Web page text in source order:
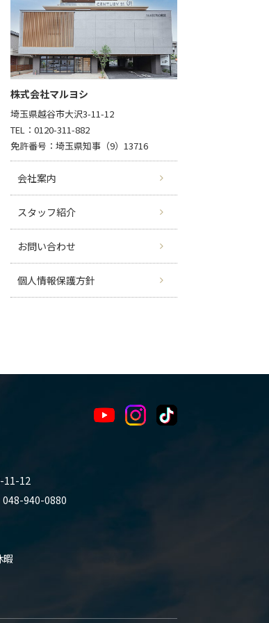
株式会社マルヨシ
埼玉県越谷市大沢3-11-12
TEL：0120-311-882
免許番号：埼玉県知事（9）13716
会社案内
スタッフ紹介
お問い合わせ
個人情報保護方針
11-12
940-0880
暇